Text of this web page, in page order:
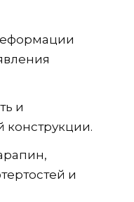
и
конструкции.
и